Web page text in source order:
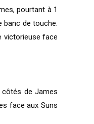
pourtant à 1
banc de touche.
victorieuse face
côtés de James
face aux Suns